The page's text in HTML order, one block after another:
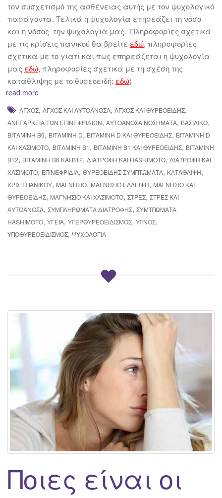
τον συσχετισμό της ασθένειας αυτής με τον ψυχολογικό
παράγοντα. Τελικά η ψυχολογία επηρεάζει τη νόσο
και η νόσος την ψυχολογία μας. Πληροφορίες σχετικά
με τις κρίσεις πανικού θα βρείτε εδώ, πληροφορίες
σχετικά με το γιατί και πως επηρεάζεται η ψυχολογία
μας εδώ, πληροφορίες σχετικά με τη σχέση της
κατάθλιψης με το θυρεοειδή: εδώ)
read more
ΆΓΧΟΣ, ΆΓΧΟΣ ΚΑΙ ΑΥΤΟΆΝΟΣΑ, ΆΓΧΟΣ ΚΑΙ ΘΥΡΕΟΕΙΔΉΣ,
ΑΝΕΠΆΡΚΕΙΑ ΤΩΝ ΕΠΙΝΕΦΡΙΔΊΩΝ, ΑΥΤΟΆΝΟΣΑ ΝΟΣΉΜΑΤΑ, ΒΑΣΙΛΙΚΌ,
ΒΙΤΑΜΊΝΗ B6, ΒΙΤΑΜΊΝΗ D, ΒΙΤΑΜΊΝΗ D ΚΑΙ ΘΥΡΕΟΕΙΔΉΣ, ΒΙΤΑΜΊΝΗ D
ΚΑΙ ΧΑΣΙΜΌΤΟ, ΒΙΤΑΜΊΝΗ Β1 , ΒΙΤΑΜΊΝΗ Β1 ΚΑΙ ΘΥΡΕΟΕΙΔΉΣ, ΒΙΤΑΜΊΝΗ
Β12, ΒΙΤΑΜΊΝΗ Β6 ΚΑΙ Β12, ΔΙΑΤΡΟΦΉ ΚΑΙ HASHIMOTO, ΔΙΑΤΡΟΦΉ ΚΑΙ
ΧΑΣΙΜΌΤΟ, ΕΠΙΝΕΦΡΙΔΊΑ, ΘΥΡΕΟΕΙΔΉΣ ΣΥΜΠΤΏΜΑΤΑ, ΚΑΤΆΘΛΙΨΗ,
ΚΡΊΣΗ ΠΑΝΙΚΟΎ, ΜΑΓΝΉΣΙΟ, ΜΑΓΝΉΣΙΟ ΈΛΛΕΙΨΗ, ΜΑΓΝΉΣΙΟ ΚΑΙ
ΘΥΡΕΟΕΙΔΉΣ, ΜΑΓΝΉΣΙΟ ΚΑΙ ΧΑΣΙΜΌΤΟ, ΣΤΡΕΣ, ΣΤΡΕΣ ΚΑΙ
ΑΥΤΟΆΝΟΣΑ, ΣΥΜΠΛΗΡΏΜΑΤΑ ΔΙΑΤΡΟΦΉΣ, ΣΥΜΤΠΏΜΑΤΑ
HASHIMOTO, ΥΓΕΊΑ, ΥΠΕΡΘΥΡΕΟΕΙΔΙΣΜΌΣ, ΎΠΝΟΣ,
ΥΠΟΘΥΡΕΟΕΙΔΙΣΜΌΣ, ΨΥΧΟΛΟΓΊΑ
Ποιες είναι οι